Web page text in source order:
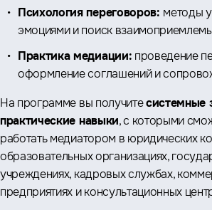
Психология переговоров: методы
эмоциями и поиск
Практика медиации: проведение
оформление соглашений и
На программе вы получитесистемные
практические навыки, с которыми
работать медиатором в юридических
образовательных организациях,
учреждениях, кадровых службах,
предприятиях и консультационных